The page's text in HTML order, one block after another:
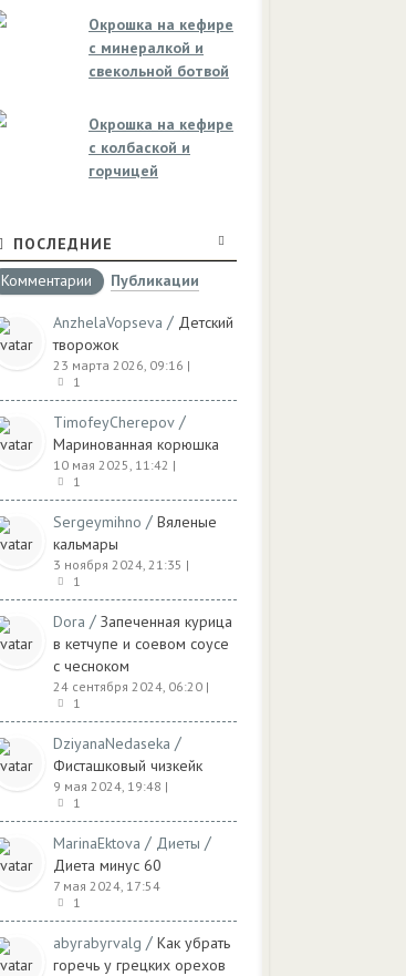
Окрошка на кефире
с минералкой и
свекольной ботвой
Окрошка на кефире
с колбаской и
горчицей
ПОСЛЕДНИЕ
Комментарии
Публикации
AnzhelaVopseva / Детский
творожок
23 марта 2026, 09:16 |
1
TimofeyCherepov /
Маринованная корюшка
10 мая 2025, 11:42 |
1
Sergeymihno / Вяленые
кальмары
3 ноября 2024, 21:35 |
1
Dora / Запеченная курица
в кетчупе и соевом соусе
с чесноком
24 сентября 2024, 06:20 |
1
DziyanaNedaseka /
Фисташковый чизкейк
9 мая 2024, 19:48 |
1
MarinaEktova / Диеты /
Диета минус 60
7 мая 2024, 17:54
1
abyrabyrvalg / Как убрать
горечь у грецких орехов